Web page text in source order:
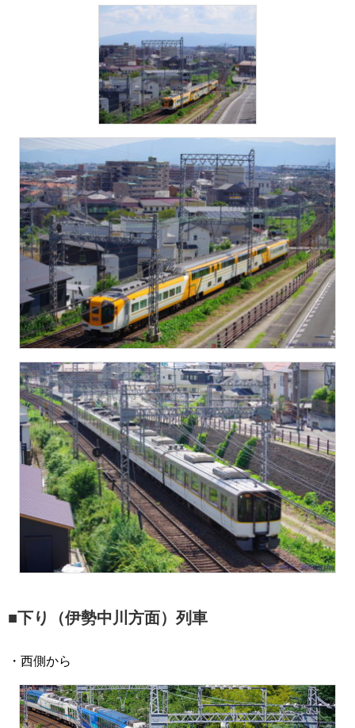
■下り（伊勢中川方面）列車
・西側から